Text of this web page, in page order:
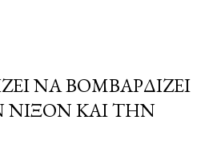
ΝΑ ΒΟΜΒΑΡΔΊΖΕΙ
ΝΊΞΟΝ ΚΑΙ ΤΗΝ